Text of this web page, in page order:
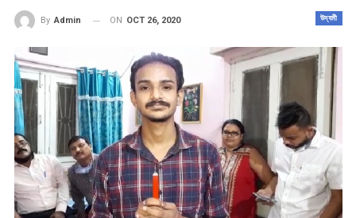
উদ্যমী
By Admin ON OCT 26, 2020